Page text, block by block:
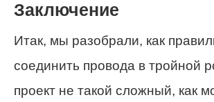
Заключение
Итак, мы разобрали, как
соединить провода в тройной
проект не такой сложный, как